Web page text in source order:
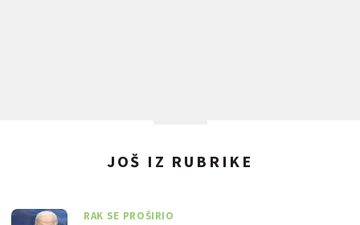
JOŠ IZ RUBRIKE
RAK SE PROŠIRIO